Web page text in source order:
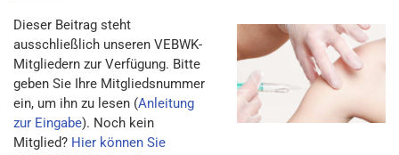
Dieser Beitrag steht
ausschließlich unseren VEBWK-
Mitgliedern zur Verfügung. Bitte
geben Sie Ihre Mitgliedsnummer
ein, um ihn zu lesen (Anleitung
zur Eingabe). Noch kein
Mitglied? Hier können Sie